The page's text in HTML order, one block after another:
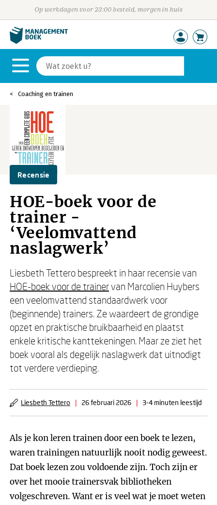
Op werkdagen voor 23:00 besteld, morgen in huis
Coaching en trainen
Recensie
HOE-boek voor de
trainer -
‘Veelomvattend
naslagwerk’
Liesbeth Tettero bespreekt in haar recensie van
HOE-boek voor de trainervan Marcolien Huybers
een veelomvattend standaardwerk voor
(beginnende) trainers. Ze waardeert de grondige
opzet en praktische bruikbaarheid en plaatst
enkele kritische kanttekeningen. Maar ze ziet het
boek vooral als degelijk naslagwerk dat uitnodigt
tot verdere verdieping.
Liesbeth Tettero | 26 februari 2026 | 3-4 minuten leestijd
Als je kon leren trainen door een boek te lezen,
waren trainingen natuurlijk nooit nodig geweest.
Dat boek lezen zou voldoende zijn. Toch zijn er
over het mooie trainersvak bibliotheken
volgeschreven. Want er is veel wat je moet weten